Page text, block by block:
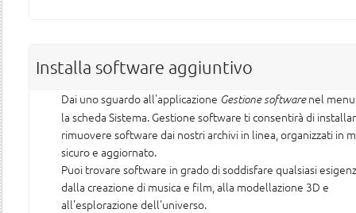
Installa software aggiuntivo
Dai uno sguardo all'applicazione Gestione softwarenel
la scheda Sistema. Gestione software ti consentirà di
rimuovere software dai nostri archivi in linea, organizzati in
sicuro e aggiornato.
Puoi trovare software in grado di soddisfare qualsiasi
dalla creazione di musica e film, alla modellazione 3D e
all'esplorazione dell'universo.